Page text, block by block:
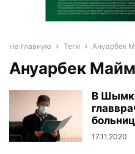
На главную Теги Ануарбек
Ануарбек
В
17.11.2020